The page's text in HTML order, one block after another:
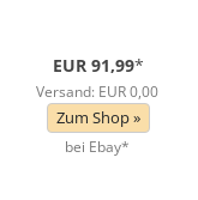
EUR 91,99*
Versand: EUR 0,00
Zum Shop »
bei Ebay*